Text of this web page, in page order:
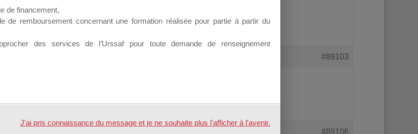
#89103
l’activité de ce forum, il n’y a plus beaucoup de réponses.
#89106
de financement,
de remboursement concernant une formation réalisée pour partie à partir du
des services de l’Urssaf pour toute demande de renseignement
J'ai pris connaissance du message et je ne souhaite plus l'afficher à l'avenir.